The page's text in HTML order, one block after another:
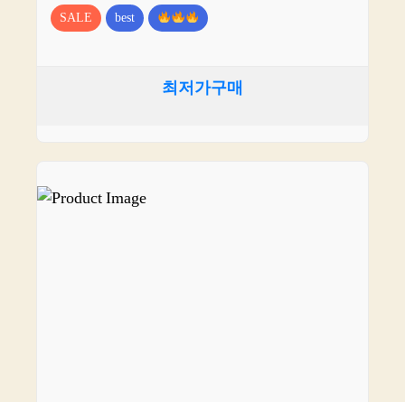
SALE best
최저가구매